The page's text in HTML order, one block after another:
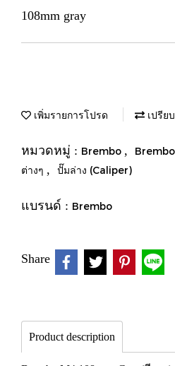
108mm gray
เพิ่มรายการโปรด เปรีย
หมวดหมู่ : Brembo ,
ต่างๆ , ปั๊มล่าง (Caliper)
แบรนด์ : Brembo
Share
Product description